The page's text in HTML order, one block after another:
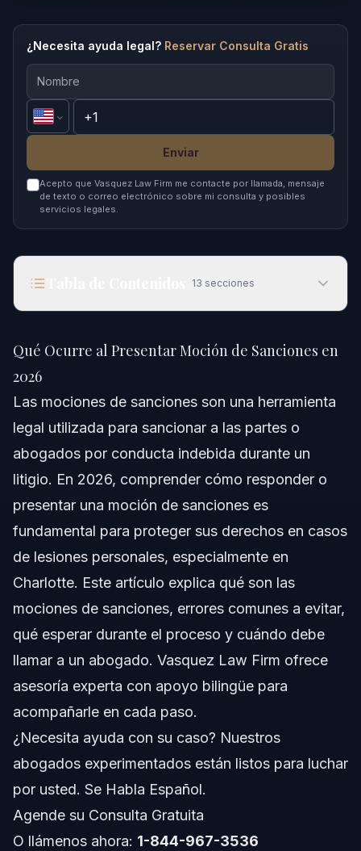
¿Necesita ayuda legal? Reservar Consulta Gratis
Enviar
Acepto que Vasquez Law Firm me contacte por llamada, mensaje
de texto o correo electrónico sobre mi consulta y posibles
servicios legales.
13 secciones
Respuesta Rápida
Comprendiendo las Mociones de Sanciones
Paso a Paso: Cómo Responder
Lista de Documentos y Evidencia
Cronograma y Qué Esperar
Factores de Costos y Honorarios
Errores Comunes a Evitar
Notas sobre Carolina del Norte y Florida
Notas de Carolina del Norte
Notas de Florida
Cuándo Llamar a un Abogado Ya
Acerca de Vasquez Law Firm
Qué Ocurre al Presentar Moción de Sanciones en
2026
Las mociones de sanciones son una herramienta
legal utilizada para sancionar a las partes o
abogados por conducta indebida durante un
litigio. En 2026, comprender cómo responder o
presentar una moción de sanciones es
fundamental para proteger sus derechos en casos
de lesiones personales, especialmente en
Charlotte. Este artículo explica qué son las
mociones de sanciones, errores comunes a evitar,
qué esperar durante el proceso y cuándo debe
llamar a un abogado. Vasquez Law Firm ofrece
asesoría experta con apoyo bilingüe para
acompañarle en cada paso.
¿Necesita ayuda con su caso? Nuestros
abogados experimentados están listos para luchar
por usted. Se Habla Español.
Agende su Consulta Gratuita
O llámenos ahora: 1-844-967-3536